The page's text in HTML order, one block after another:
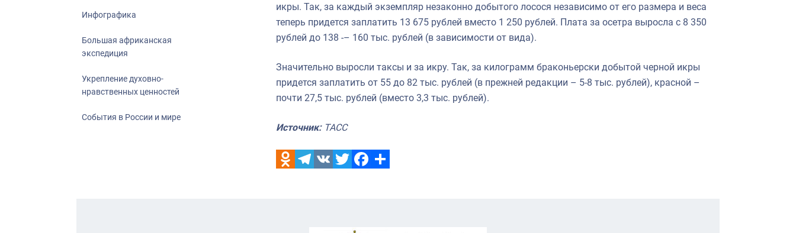
Инфографика
Большая африканская
экспедиция
Укрепление духовно-
нравственных ценностей
События в России и мире
икры. Так, за каждый экземпляр незаконно добытого лосося независимо от его размера и веса
теперь придется заплатить 13 675 рублей вместо 1 250 рублей. Плата за осетра выросла с 8 350
рублей до 138 -– 160 тыс. рублей (в зависимости от вида).
Значительно выросли таксы и за икру. Так, за килограмм браконьерски добытой черной икры
придется заплатить от 55 до 82 тыс. рублей (в прежней редакции – 5-8 тыс. рублей), красной –
почти 27,5 тыс. рублей (вместо 3,3 тыс. рублей).
Источник:ТАСС